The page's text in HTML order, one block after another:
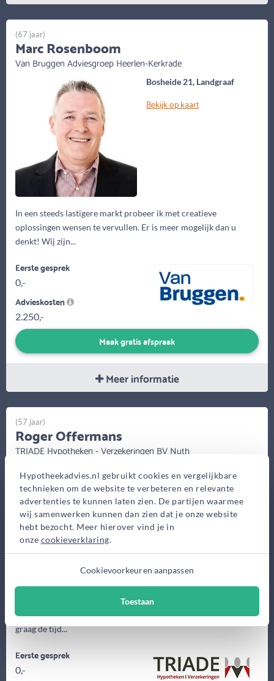
Hypotheekadvies.nl gebruikt cookies en vergelijkbare
technieken om de website te verbeteren en relevante
advertenties te kunnen laten zien. De partijen waarmee
wij samenwerken kunnen dan zien dat je onze website
hebt bezocht. Meer hierover vind je in
onze cookieverklaring.
Cookievoorkeuren aanpassen
Toestaan
Bosheide 21, Landgraaf
Bekijk op kaart
In een steeds lastigere markt probeer ik met creatieve
oplossingen wensen te vervullen. Er is meer mogelijk dan u
denkt! Wij zijn...
(67 jaar)
Marc Rosenboom
Van Bruggen Adviesgroep Heerlen-Kerkrade
Eerste gesprek
0,-
Advieskosten
2.250,-
Maak gratis afspraak
Meer informatie
Bekijk op kaart
Wij zijn uw privé adres voor financiële zaken. Financiële
dienstverlening is mensenwerk. Onze adviseurs nemen daarom
graag de tijd...
(57 jaar)
Roger Offermans
TRIADE Hypotheken - Verzekeringen BV Nuth
Eerste gesprek
0,-